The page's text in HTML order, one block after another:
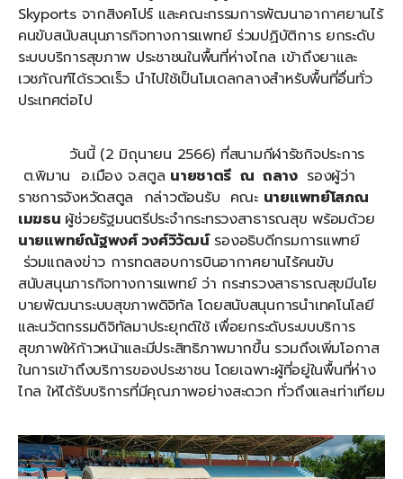
Skyports จากสิงคโปร์ และคณะกรรมการพัฒนาอากาศยานไร้
คนขับสนับสนุนภารกิจทางการแพทย์ ร่วมปฏิบัติการ ยกระดับ
ระบบบริการสุขภาพ ประชาชนในพื้นที่ห่างไกล เข้าถึงยาและ
เวชภัณฑ์ได้รวดเร็ว นำไปใช้เป็นโมเดลกลางสำหรับพื้นที่อื่นทั่ว
ประเทศต่อไป
วันนี้ (2 มิถุนายน 2566) ที่สนามกีฬารัชกิจประการ
ต.พิมาน อ.เมือง จ.สตูล นายชาตรี ณ ถลาง รองผู้ว่า
ราชการจังหวัดสตูล กล่าวต้อนรับ คณะ นายแพทย์โสภณ
เมฆธน ผู้ช่วยรัฐมนตรีประจำกระทรวงสาธารณสุข พร้อมด้วย
นายแพทย์ณัฐพงศ์ วงศ์วิวัฒน์รองอธิบดีกรมการแพทย์
ร่วมแถลงข่าว การทดสอบการบินอากาศยานไร้คนขับ
สนับสนุนภารกิจทางการแพทย์ ว่า กระทรวงสาธารณสุขมีนโย
บายพัฒนาระบบสุขภาพดิจิทัล โดยสนับสนุนการนำเทคโนโลยี
และนวัตกรรมดิจิทัลมาประยุกต์ใช้ เพื่อยกระดับระบบบริการ
สุขภาพให้ก้าวหน้าและมีประสิทธิภาพมากขึ้น รวมถึงเพิ่มโอกาส
ในการเข้าถึงบริการของประชาชน โดยเฉพาะผู้ที่อยู่ในพื้นที่ห่าง
ไกล ให้ได้รับบริการที่มีคุณภาพอย่างสะดวก ทั่วถึงและเท่าเทียม